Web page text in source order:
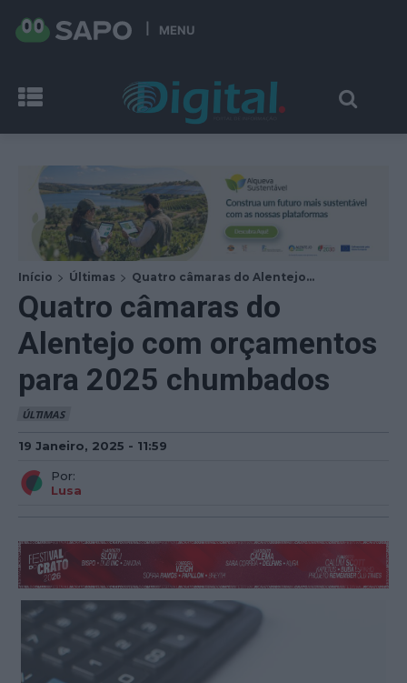
MENU
Início Últimas Quatro câmaras do Alentejo...
Quatro câmaras do
Alentejo com orçamentos
para 2025 chumbados
ÚLTIMAS
19 Janeiro, 2025 - 11:59
Por:
Lusa